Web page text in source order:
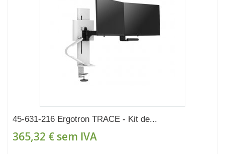
45-631-216 Ergotron TRACE - Kit de...
365,32 € sem IVA